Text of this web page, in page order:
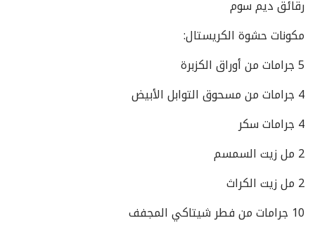
رقائق ديم سوم
مكونات حشوة الكريستال:
5 جرامات من أوراق الكزبرة
4 جرامات من مسحوق التوابل الأبيض
4 جرامات سكر
2 مل زيت السمسم
2 مل زيت الكراث
10 جرامات من فطر شيتاكي المجفف